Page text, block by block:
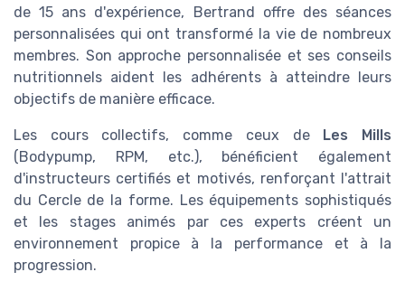
de 15 ans d'expérience, Bertrand offre des séances
personnalisées qui ont transformé la vie de nombreux
membres. Son approche personnalisée et ses conseils
nutritionnels aident les adhérents à atteindre leurs
objectifs de manière efficace.
Les cours collectifs, comme ceux de
Les Mills
(Bodypump, RPM, etc.), bénéficient également
d'instructeurs certifiés et motivés, renforçant l'attrait
du Cercle de la forme. Les équipements sophistiqués
et les stages animés par ces experts créent un
environnement propice à la performance et à la
progression.